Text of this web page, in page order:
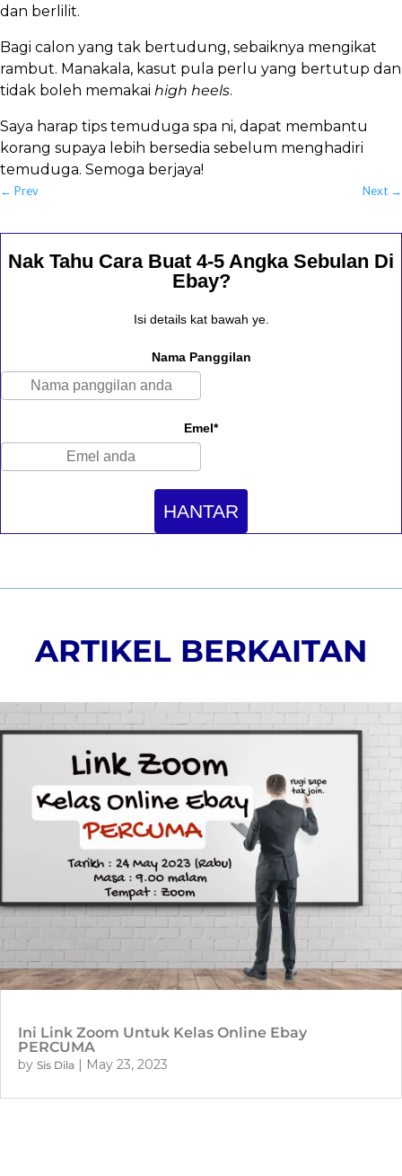
dan berlilit.
Bagi calon yang tak bertudung, sebaiknya mengikat
rambut. Manakala, kasut pula perlu yang bertutup dan
tidak boleh memakai high heels.
Saya harap tips temuduga spa ni, dapat membantu
korang supaya lebih bersedia sebelum menghadiri
temuduga. Semoga berjaya!
← Prev Next →
Nak Tahu Cara Buat 4-5 Angka Sebulan Di
Ebay?
Isi details kat bawah ye.
Nama Panggilan
Emel*
HANTAR
ARTIKEL BERKAITAN
Ini Link Zoom Untuk Kelas Online Ebay
PERCUMA
by Sis Dila | May 23, 2023